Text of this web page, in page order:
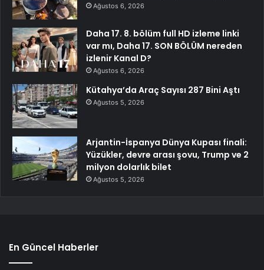
Ağustos 6, 2026
Daha 17. 8. bölüm full HD izleme linki
var mı, Daha 17. SON BÖLÜM nereden
izlenir Kanal D?
Ağustos 6, 2026
Kütahya’da Araç Sayısı 287 Bini Aştı
Ağustos 5, 2026
Arjantin-İspanya Dünya Kupası finali:
Yüzükler, devre arası şovu, Trump ve 2
milyon dolarlık bilet
Ağustos 5, 2026
En Güncel Haberler